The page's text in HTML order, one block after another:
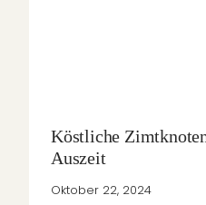
Köstliche
Auszeit
Oktober 22, 2024